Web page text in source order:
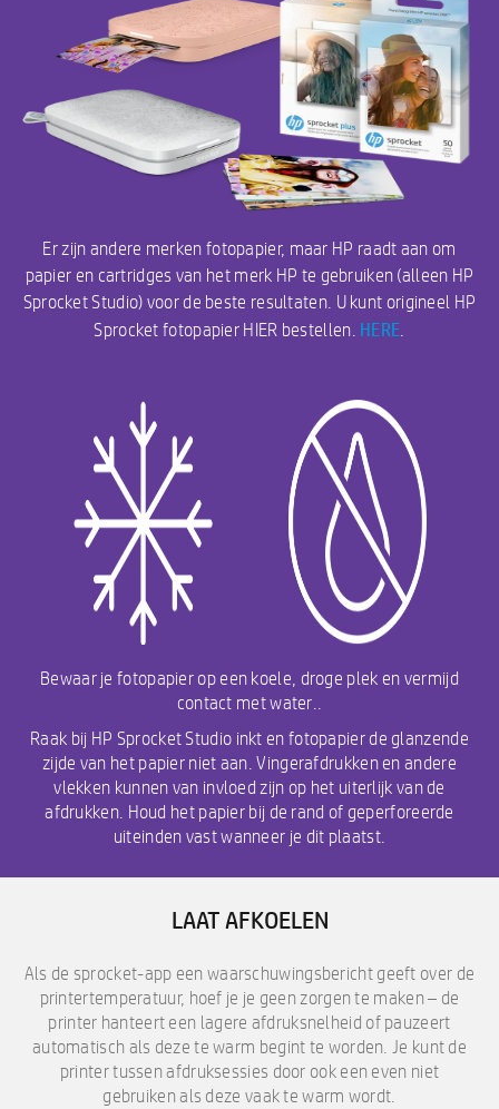
Er zijn andere merken fotopapier, maar HP raadt aan om
papier en cartridges van het merk HP te gebruiken (alleen HP
Sprocket Studio) voor de beste resultaten. U kunt origineel HP
Sprocket fotopapier HIER bestellen. HERE.
Bewaar je fotopapier op een koele, droge plek en vermijd
contact met water..
Raak bij HP Sprocket Studio inkt en fotopapier de glanzende
zijde van het papier niet aan. Vingerafdrukken en andere
vlekken kunnen van invloed zijn op het uiterlijk van de
afdrukken. Houd het papier bij de rand of geperforeerde
uiteinden vast wanneer je dit plaatst.
LAAT AFKOELEN
Als de sprocket-app een waarschuwingsbericht geeft over de
printertemperatuur, hoef je je geen zorgen te maken – de
printer hanteert een lagere afdruksnelheid of pauzeert
automatisch als deze te warm begint te worden. Je kunt de
printer tussen afdruksessies door ook een even niet
gebruiken als deze vaak te warm wordt.